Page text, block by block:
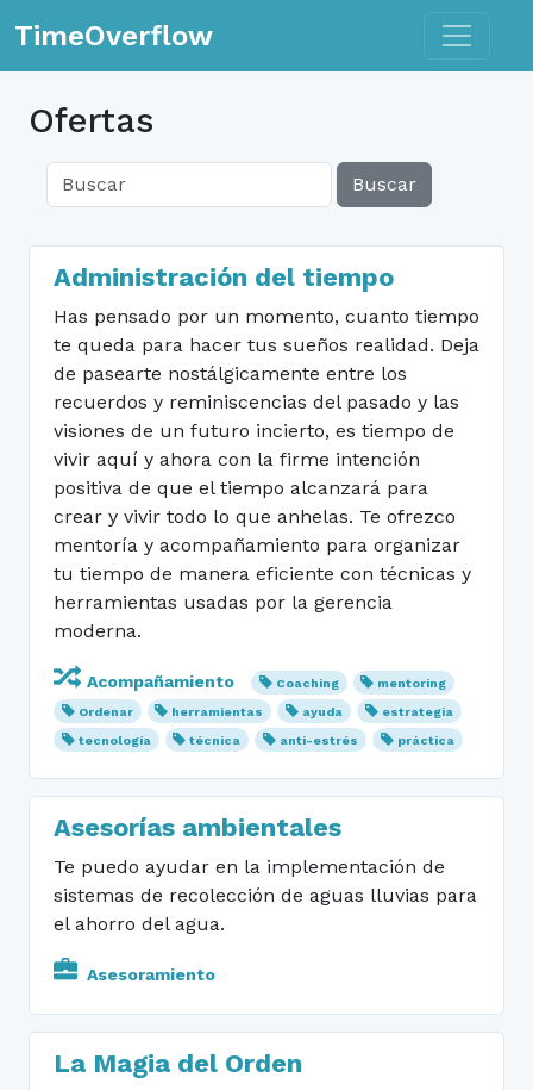
TimeOverflow Toggle
Ofertas
Buscar
Administración del tiempo
Has pensado por un momento, cuanto tiempo
te queda para hacer tus sueños realidad. Deja
de pasearte nostálgicamente entre los
recuerdos y reminiscencias del pasado y las
visiones de un futuro incierto, es tiempo de
vivir aquí y ahora con la firme intención
positiva de que el tiempo alcanzará para
crear y vivir todo lo que anhelas. Te ofrezco
mentoría y acompañamiento para organizar
tu tiempo de manera eficiente con técnicas y
herramientas usadas por la gerencia
moderna.
Acompañamiento Coaching
mentoring
Ordenar
herramientas ayuda
estrategia
tecnología
técnica anti-estrés práctica
Asesorías ambientales
Te puedo ayudar en la implementación de
sistemas de recolección de aguas lluvias para
el ahorro del agua.
Asesoramiento
La Magia del Orden